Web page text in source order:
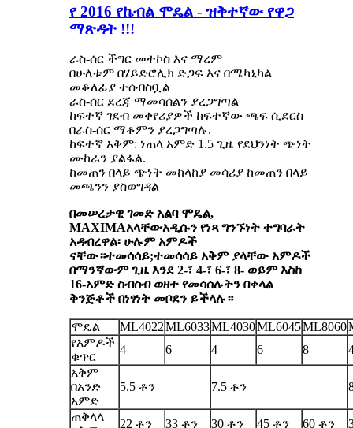
የ 2016 የኬብል ሞዴል - ዝቅተኛው የዋጋ
ማጽዳት !!!
ራስ-ሰር ችግር መተኮስ እና ማረም
በሁለቱም በሃይድሮሊክ ድጋፍ እና በሜካኒካል
መቆለፊያ ተሰብስቧል
ራስ-ሰር ደረጃ ማመሳሰልን ያረጋግጣል
ከፍተኛ ገደብ መቀየሪያዎች ከፍተኛው ጫፍ ሲደርስ
በራስ-ሰር ማቆምን ያረጋግጣሉ.
ከፍተኛ አቅም: ነጠላ አምድ 1.5 ጊዜ የደህንነት ጭነት
ሙከራን ያልፋል.
ከመጠን በላይ ጭነት መከላከያ መሳሪያ ከመጠን በላይ
መጫንን ያስወግዳል
በመሠረታዊ ገመድ አልባ ሞዴል,
MAXIMAአላቸውአዲሱን የነጻ ግንኙነት ተግባራት
አዳብረዋል፡ ሁሉም አምዶች
ናቸው።ተመሳሳይ;ተመሳሳይ አቅም ያላቸው አምዶች
በማንኛውም ጊዜ እንደ 2-፣ 4-፣ 6-፣ 8- ወይም እስከ
16-አምድ ስብስብ ወዘተ የመሳሰሉትን በቀላል
ቅንጅቶች በነፃነት መቦደን ይችላሉ።
ሞዴል ML4022ML6033ML4030ML6045ML8060
የአምዶች
ቁጥር
4 6 4 6 8
አቅም
በአንድ
አምድ
5.5 ቶን 7.5 ቶን
ጠቅላላ
22 ቶን 33 ቶን 30 ቶን 45 ቶን 60 ቶን